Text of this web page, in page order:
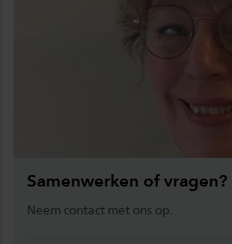
Samenwerken of vragen?
Neem contact met ons op.